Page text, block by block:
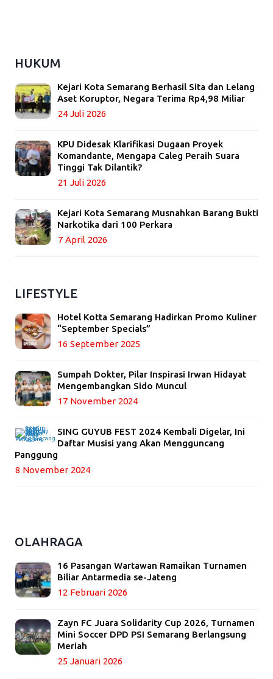
HUKUM
Kejari Kota Semarang Berhasil Sita dan Lelang
Aset Koruptor, Negara Terima Rp4,98 Miliar
24 Juli 2026
KPU Didesak Klarifikasi Dugaan Proyek
Komandante, Mengapa Caleg Peraih Suara
Tinggi Tak Dilantik?
21 Juli 2026
Kejari Kota Semarang Musnahkan Barang Bukti
Narkotika dari 100 Perkara
7 April 2026
LIFESTYLE
Hotel Kotta Semarang Hadirkan Promo Kuliner
“September Specials”
16 September 2025
Sumpah Dokter, Pilar Inspirasi Irwan Hidayat
Mengembangkan Sido Muncul
17 November 2024
SING GUYUB FEST 2024 Kembali Digelar, Ini
Daftar Musisi yang Akan Mengguncang
Panggung
8 November 2024
OLAHRAGA
16 Pasangan Wartawan Ramaikan Turnamen
Biliar Antarmedia se-Jateng
12 Februari 2026
Zayn FC Juara Solidarity Cup 2026, Turnamen
Mini Soccer DPD PSI Semarang Berlangsung
Meriah
25 Januari 2026